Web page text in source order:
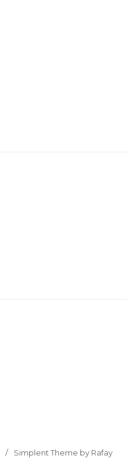
Simplent Theme by Rafay